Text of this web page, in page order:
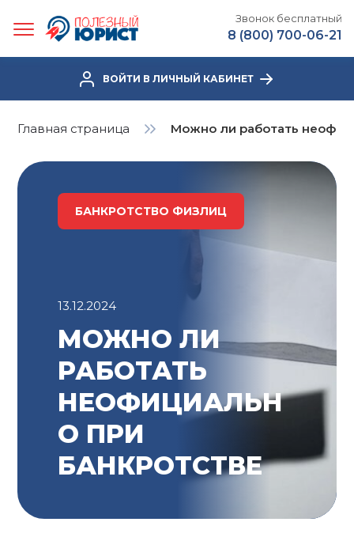
Звонок бесплатный
8 (800) 700-06-21
ВОЙТИ В ЛИЧНЫЙ КАБИНЕТ
Главная страница Можно ли работать
БАНКРОТСТВО ФИЗЛИЦ
13.12.2024
МОЖНО ЛИ
РАБОТАТЬ
НЕОФИЦИАЛЬН
О ПРИ
БАНКРОТСТВЕ